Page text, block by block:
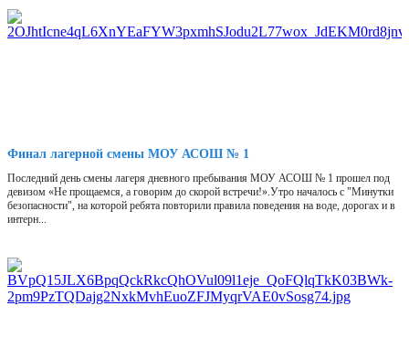
Финал лагерной смены МОУ АСОШ № 1
Последний день смены лагеря дневного пребывания МОУ АСОШ № 1 прошел под
девизом «Не прощаемся, а говорим до скорой встречи!».Утро началось с "Минутки
безопасности", на которой ребята повторили правила поведения на воде, дорогах и в
интерн...